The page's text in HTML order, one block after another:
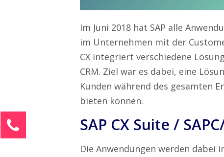
Im Juni 2018 hat SAP alle
im Unternehmen mit der
CX integriert verschiedene
CRM. Ziel war es dabei, eine
Kunden während des gesamten
bieten können.
SAP CX Suite /
Die Anwendungen werden dabei
Kontaktieren Sie uns!
Kundenservice